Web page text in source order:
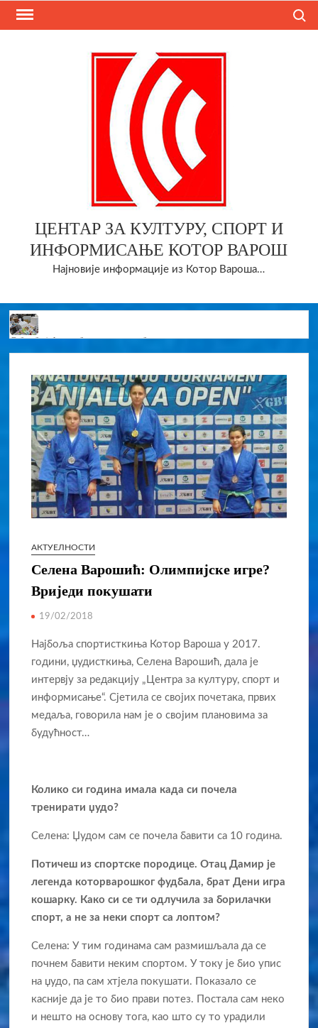
Skip
ЦЕНТАР ЗА КУЛТУРУ, СПОРТ И
ИНФОРМИСАЊЕ КОТОР ВАРОШ
Најновије информације из Котор Вароша…
Обезбијеђени бесплатни уџбеници за све основце у
Српској
Епископ Сергије брутално поручио Вукановићу “У ДАНЕ
НАЈВЕЋЕ ТУГЕ ШИРИШ ОТРОВ и јефтине лажи!”
Kотор Варош љепши него икад
Ауто-сервис „Филип“ освојио 11. Илиндански турнир у
малом фудбалу „Врбањци 2026“
АКТУЕЛНОСТИ
Селена Варошић: Олимпијске игре?
Вриједи покушати
19/02/2018
Најбоља спортисткиња Котор Вароша у 2017.
години, џудисткиња, Селена Варошић, дала је
интервју за редакцију „Центра за културу, спорт и
информисање“. Сјетила се својих почетака, првих
медаља, говорила нам је о својим плановима за
будућност…
Колико си година имала када си почела
тренирати џудо?
Селена: Џудом сам се почела бавити са 10 година.
Потичеш из спортске породице. Отац Дамир је
легенда которварошког фудбала, брат Дени игра
кошарку. Како си се ти одлучила за борилачки
спорт, а не за неки спорт са лоптом?
Селена: У тим годинама сам размишљала да се
почнем бавити неким спортом. У току је био упис
на џудо, па сам хтјела покушати. Показало се
касније да је то био прави потез. Постала сам неко
и нешто на основу тога, као што су то урадили